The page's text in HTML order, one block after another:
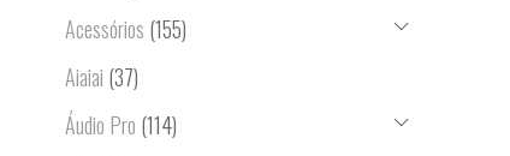
Acessórios (155)
Aiaiai (37)
Áudio Pro (114)